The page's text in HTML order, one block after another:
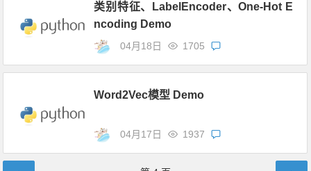
类别特征、LabelEncoder、One-Hot E
ncoding Demo
04月18日 1705
Word2Vec模型 Demo
04月17日 1937